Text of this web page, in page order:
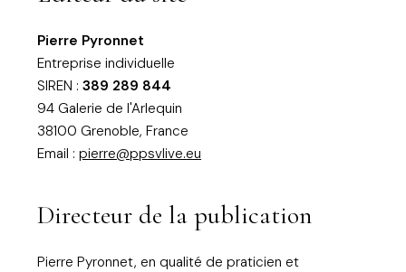
Pierre Pyronnet
Entreprise individuelle
SIREN : 389 289 844
94 Galerie de l'Arlequin
38100 Grenoble, France
Email : pierre@ppsvlive.eu
Directeur de la publication
Pierre Pyronnet, en qualité de praticien et